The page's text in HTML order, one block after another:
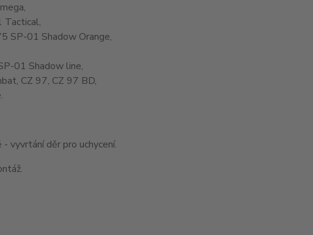
Tactical,
SP-01 Shadow Orange,
01 Shadow line,
CZ 97, CZ 97 BD,
- vyvrtání děr pro uchycení.